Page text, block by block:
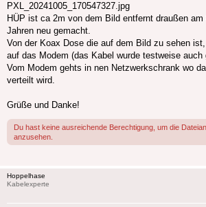
PXL_20241005_170547327.jpg
HÜP ist ca 2m von dem Bild entfernt draußen am
Jahren neu gemacht.
Von der Koax Dose die auf dem Bild zu sehen
auf das Modem (das Kabel wurde testweise
Vom Modem gehts in nen Netzwerkschrank wo
verteilt wird.
Grüße und Danke!
Du hast keine ausreichende Berechtigung, um die
anzusehen.
Hoppelhase
Kabelexperte